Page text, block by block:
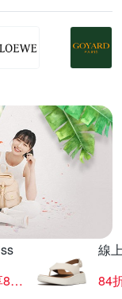
滿件最高享85折
線
84